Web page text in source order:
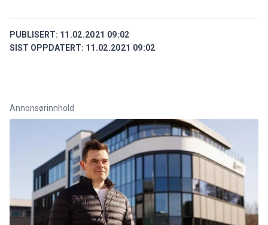
PUBLISERT: 11.02.2021 09:02
SIST OPPDATERT: 11.02.2021 09:02
Annonsørinnhold